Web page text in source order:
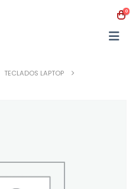
0
TECLADOS LAPTOP